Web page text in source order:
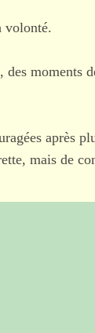
volonté.
moments
après
mais de